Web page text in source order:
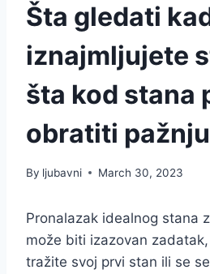
Šta gledati
iznajmljujete
šta kod stana
obratiti
By ljubavni March 30, 2023
Pronalazak idealnog stana
može biti izazovan
tražite svoj prvi stan ili se